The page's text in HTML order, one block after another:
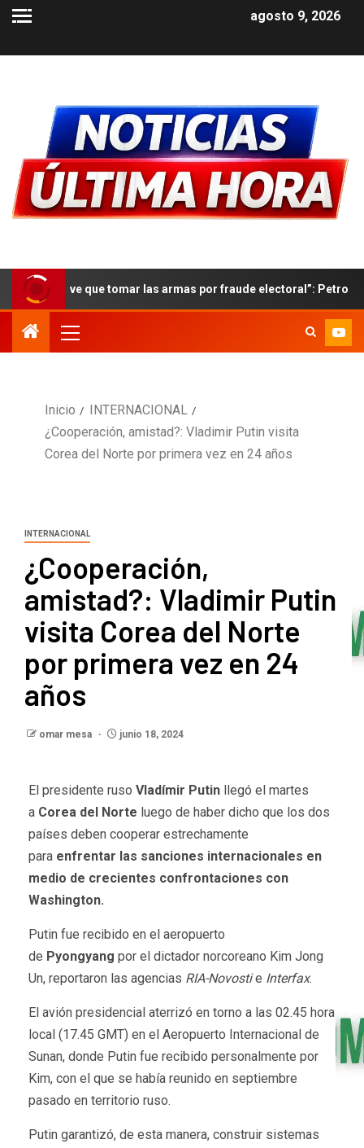
agosto 9, 2026
las armas por fraude electoral”: Petro insiste en no
Inicio
INTERNACIONAL
¿Cooperación, amistad?: Vladimir Putin visita
Corea del Norte por primera vez en 24 años
INTERNACIONAL
¿Cooperación,
amistad?: Vladimir Putin
visita Corea del Norte
por primera vez en 24
años
omar mesa junio 18, 2024
El presidente ruso Vladímir Putin llegó el martes
a Corea del Norte luego de haber dicho que los dos
países deben cooperar estrechamente
para enfrentar las sanciones internacionales en
medio de crecientes confrontaciones con
Washington.
Putin fue recibido en el aeropuerto
de Pyongyang por el dictador norcoreano Kim Jong
Un, reportaron las agencias RIA-Novostie Interfax.
El avión presidencial aterrizó en torno a las 02.45 hora
local (17.45 GMT) en el Aeropuerto Internacional de
Sunan, donde Putin fue recibido personalmente por
Kim, con el que se había reunido en septiembre
pasado en territorio ruso.
Putin garantizó, de esta manera, construir sistemas